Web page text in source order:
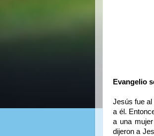
Evangelio
Jesús fue
a él.
a una
dijeron a